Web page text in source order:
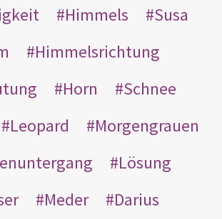
Himmels
Susa
Himmelsrichtung
Horn
Schnee
Leopard
Morgengrauen
Lösung
Meder
Darius